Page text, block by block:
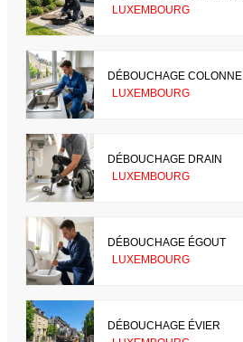
LUXEMBOURG
DÉBOUCHAGE COLONNE
LUXEMBOURG
DÉBOUCHAGE DRAIN
LUXEMBOURG
DÉBOUCHAGE ÉGOUT
LUXEMBOURG
DÉBOUCHAGE ÉVIER